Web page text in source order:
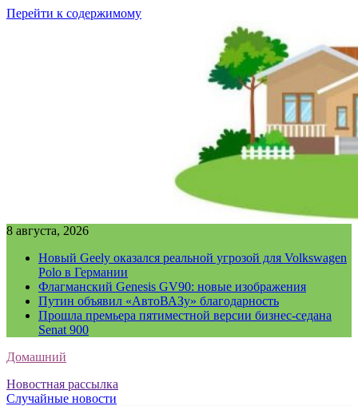
Перейти к содержимому
8 августа, 2026
Новый Geely оказался реальной угрозой для Volkswagen
Polo в Германии
Флагманский Genesis GV90: новые изображения
Путин объявил «АвтоВАЗу» благодарность
Прошла премьера пятиместной версии бизнес-седана
Senat 900
Домашний
Новостная рассылка
Случайные новости